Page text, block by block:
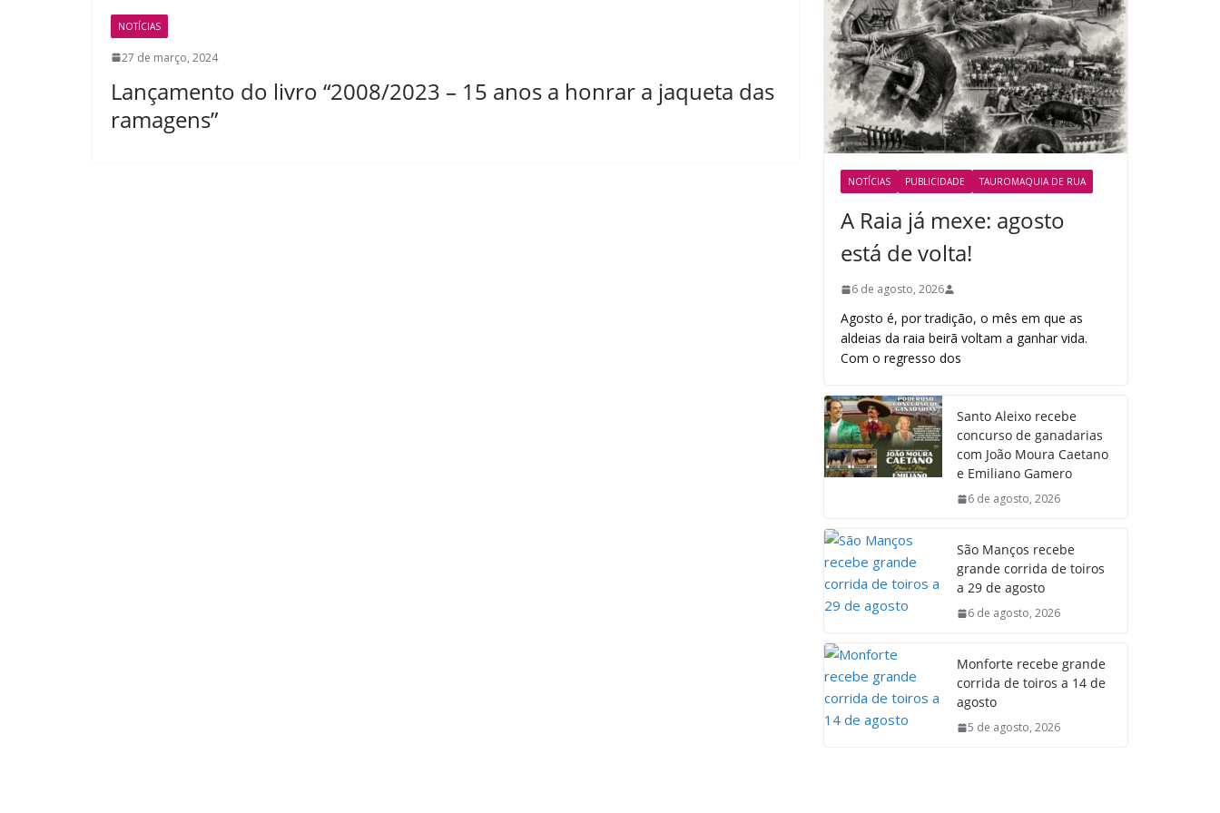
NOTÍCIAS
27 de março, 2024
Lançamento do livro “2008/2023 – 15 anos a honrar a jaqueta das
ramagens”
NOTÍCIAS PUBLICIDADE TAUROMAQUIA DE RUA
A Raia já mexe: agosto
está de volta!
6 de agosto, 2026
Agosto é, por tradição, o mês em que as
aldeias da raia beirã voltam a ganhar vida.
Com o regresso dos
Santo Aleixo recebe
concurso de ganadarias
com João Moura Caetano
e Emiliano Gamero
6 de agosto, 2026
São Manços recebe
grande corrida de toiros
a 29 de agosto
6 de agosto, 2026
Monforte recebe grande
corrida de toiros a 14 de
agosto
5 de agosto, 2026